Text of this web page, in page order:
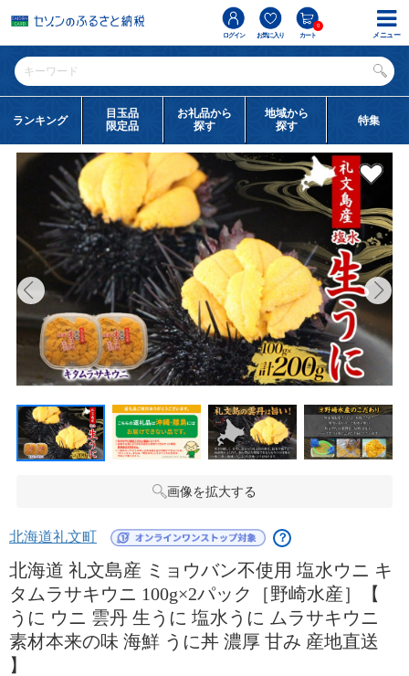
ログイン お気に入り カート
0
ランキング
目玉品
限定品
お礼品から
探す
地域から
探す
特集
画像を拡大する
北海道礼文町 ？
北海道 礼文島産 ミョウバン不使用 塩水ウニ キ
タムラサキウニ 100g×2パック［野崎水産］【
うに ウニ 雲丹 生うに 塩水うに ムラサキウニ
素材本来の味 海鮮 うに丼 濃厚 甘み 産地直送
】
メニュー